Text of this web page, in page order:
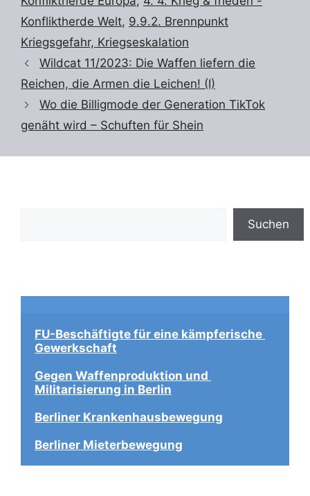
Konfliktherde Welt, 9.9.2. Brennpunkt
Kriegsgefahr, Kriegseskalation
Wildcat 11/2023: Die Waffen liefern die
Reichen, die Armen die Leichen! (I)
Wo die Billigmode der Generation TikTok
genäht wird – Schuften für Shein
Suchen
FU-Beschäftigte für eine kämpferische
Gewerkschaft
Gegen Waffenproduktion und
Militarisierung in Berlin
Berliner Krankenhausbewegung
Berliner Mieterbewegung